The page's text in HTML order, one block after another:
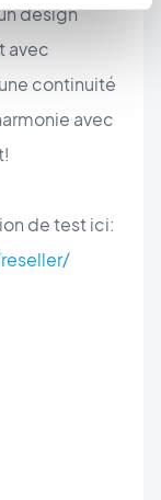
design
avec
continuité
avec
de test ici: